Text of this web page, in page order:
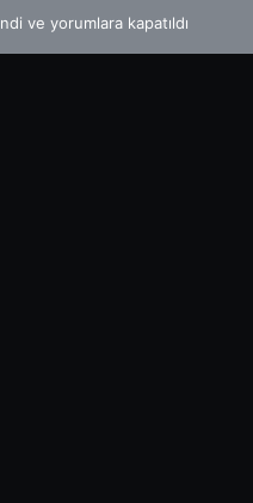
ve yorumlara kapatıldı